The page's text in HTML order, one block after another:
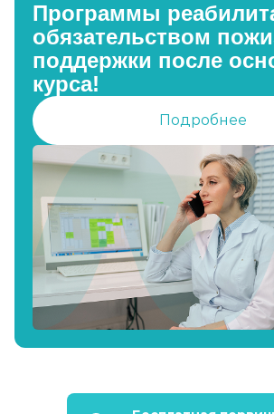
Программы
обязательством
поддержки после
курса!
Подробнее